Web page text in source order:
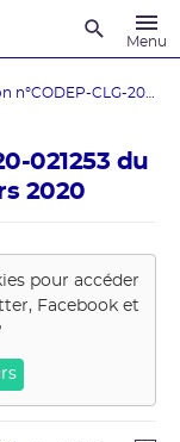
Menu
021253 du
2020
pour accéder
Facebook et